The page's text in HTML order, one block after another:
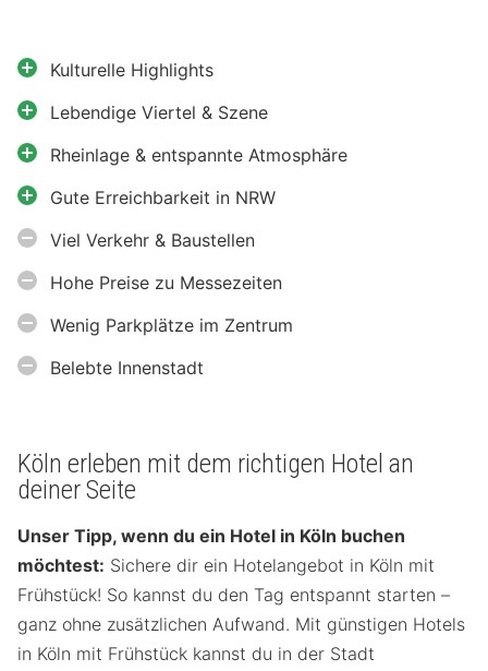
Kulturelle Highlights
Lebendige Viertel & Szene
Rheinlage & entspannte Atmosphäre
Gute Erreichbarkeit in NRW
Viel Verkehr & Baustellen
Hohe Preise zu Messezeiten
Wenig Parkplätze im Zentrum
Belebte Innenstadt
Köln erleben mit dem richtigen Hotel an
deiner Seite
Unser Tipp, wenn du ein Hotel in Köln buchen
möchtest: Sichere dir ein Hotelangebot in Köln mit
Frühstück! So kannst du den Tag entspannt starten –
ganz ohne zusätzlichen Aufwand. Mit günstigen Hotels
in Köln mit Frühstück kannst du in der Stadt